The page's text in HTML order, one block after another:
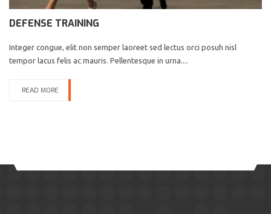
DEFENSE TRAINING
Integer congue, elit non semper laoreet sed lectus orci posuh nisl
tempor lacus felis ac mauris. Pellentesque in urna....
READ MORE